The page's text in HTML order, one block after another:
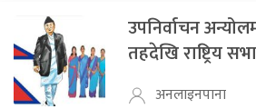
उपनिर्वाचन
तहदेखि राष्ट्रिय
अनलाइनपाना